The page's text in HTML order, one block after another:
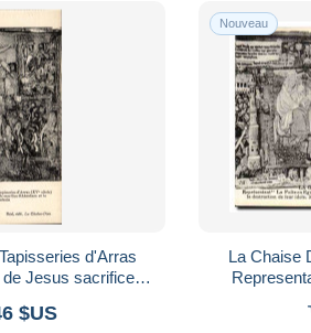
d'Arras
Jesus sacrifice
$US
Nouveau
La Chaise